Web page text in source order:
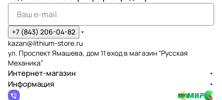
+7 (843) 206-04-82
kazan@lithium-store.ru
ул. Проспект Ямашева, дом 11 вход в магазин “Русская
Механика”
Интернет-магазин
Информация